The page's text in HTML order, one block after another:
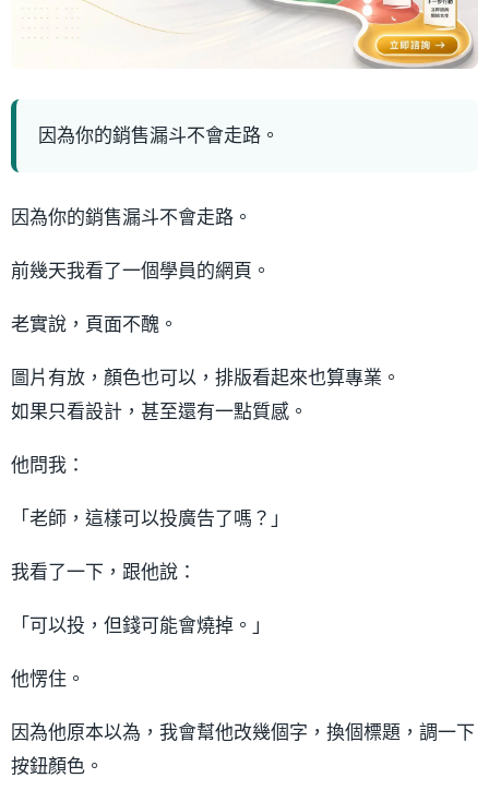
因為你的銷售漏斗不會走路。
因為你的銷售漏斗不會走路。
前幾天我看了一個學員的網頁。
老實說，頁面不醜。
圖片有放，顏色也可以，排版看起來也算專業。
如果只看設計，甚至還有一點質感。
他問我：
「老師，這樣可以投廣告了嗎？」
我看了一下，跟他說：
「可以投，但錢可能會燒掉。」
他愣住。
因為他原本以為，我會幫他改幾個字，換個標題，調一下
按鈕顏色。